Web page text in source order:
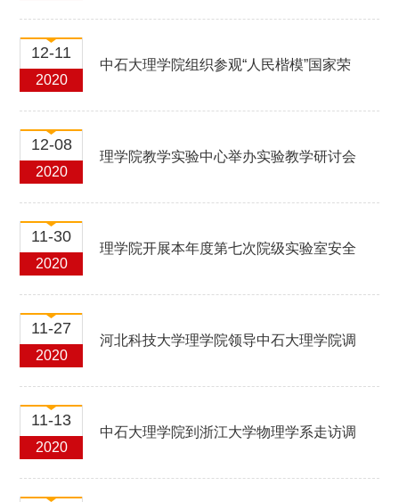
12-11
2020
中石大理学院组织参观“人民楷模”国家荣
12-08
2020
理学院教学实验中心举办实验教学研讨会
11-30
2020
理学院开展本年度第七次院级实验室安全
11-27
2020
河北科技大学理学院领导中石大理学院调
11-13
2020
中石大理学院到浙江大学物理学系走访调